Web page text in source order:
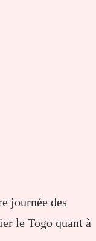
journée des
le Togo quant à